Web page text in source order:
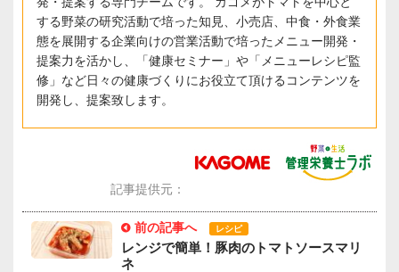
する野菜の研究活動で培った知見、小売店、中食・外食業
態を展開する企業向けの営業活動で培ったメニュー開発・
提案力を活かし、「健康セミナー」や「メニューレシピ監
修」など日々の健康づくりにお役立て頂けるコンテンツを
開発し、提案致します。
記事提供元：
前の記事へ レシピ
レンジで簡単！豚肉のトマトソースマリ
ネ